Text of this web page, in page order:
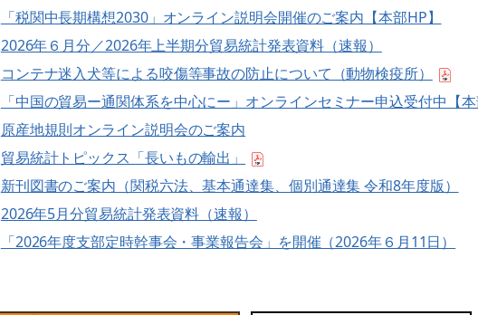
「税関中長期構想2030」オンライン説明会開催のご案内【本部HP】
2026年６月分／2026年上半期分貿易統計発表資料（速報）
コンテナ迷入犬等による咬傷等事故の防止について（動物検疫所）
「中国の貿易ー通関体系を中心にー」オンラインセミナー申込受付中【本
原産地規則オンライン説明会のご案内
貿易統計トピックス「長いもの輸出」
新刊図書のご案内（関税六法、基本通達集、個別通達集 令和8年度版）
2026年5月分貿易統計発表資料（速報）
「2026年度支部定時幹事会・事業報告会」を開催（2026年６月11日）